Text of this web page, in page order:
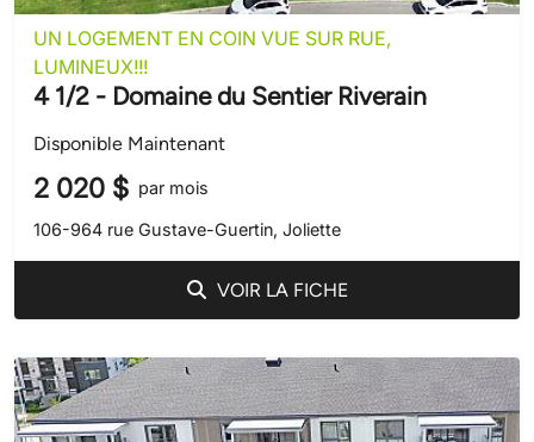
UN LOGEMENT EN COIN VUE SUR RUE,
LUMINEUX!!!
4 1/2 - Domaine du Sentier Riverain
Disponible Maintenant
2 020 $ par mois
106-964 rue Gustave-Guertin, Joliette
VOIR LA FICHE